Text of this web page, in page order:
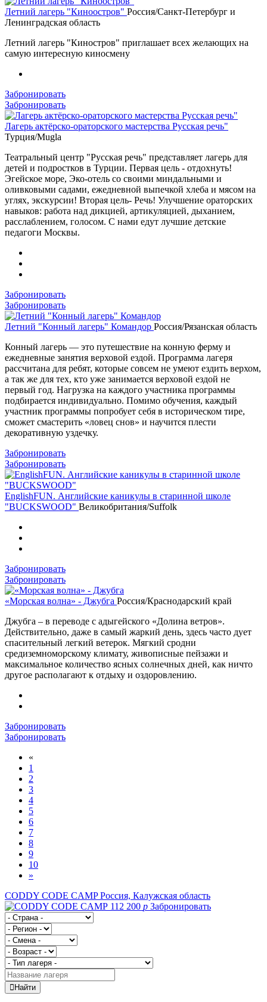
Летний лагерь "Киноостров" Россия/Санкт-Петербург и
Ленинградская область
Летний лагерь "Киностров" приглашает всех желающих на
самую интересную киносмену
Забронировать
Забронировать
Лагерь актёрско-ораторского мастерства Русская речь"
Турция/Mugla
Театральный центр "Русская речь" представляет лагерь для
детей и подростков в Турции. Первая цель - отдохнуть!
Эгейское море, Эко-отель со своими миндальными и
оливковыми садами, ежедневной выпечкой хлеба и мясом на
углях, экскурсии! Вторая цель- Речь! Улучшение ораторских
навыков: работа над дикцией, артикуляцией, дыханием,
расслаблением, голосом. С нами едут лучшие детские
педагоги Москвы.
Забронировать
Забронировать
Летний "Конный лагерь" Командор Россия/Рязанская область
Конный лагерь — это путешествие на конную ферму и
ежедневные занятия верховой ездой. Программа лагеря
рассчитана для ребят, которые совсем не умеют ездить верхом,
а так же для тех, кто уже занимается верховой ездой не
первый год. Нагрузка на каждого участника программы
подбирается индивидуально. Помимо обучения, каждый
участник программы попробует себя в историческом тире,
сможет смастерить «ловец снов» и научится плести
декоративную уздечку.
Забронировать
Забронировать
EnglishFUN. Английские каникулы в старинной школе
"BUCKSWOOD" Великобритания/Suffolk
Забронировать
Забронировать
«Морская волна» - Джубга Россия/Краснодарский край
Джубга – в переводе с адыгейского «Долина ветров».
Действительно, даже в самый жаркий день, здесь часто дует
спасительный легкий ветерок. Мягкий сродни
средиземноморскому климату, живописные пейзажи и
максимальное количество ясных солнечных дней, как ничто
другое располагают к отдыху и оздоровлению.
Забронировать
Забронировать
«
1
2
3
4
5
6
7
8
9
10
»
CODDY CODE CAMPРоссия, Калужская область
112 200 p Забронировать
Найти